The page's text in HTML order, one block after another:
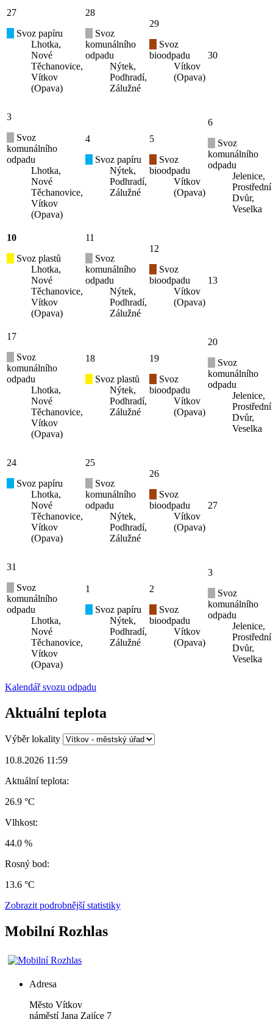
27
Svoz papíru
Lhotka,
Nové
Těchanovice,
Vítkov
(Opava)
28
Svoz
komunálního
odpadu
Nýtek,
Podhradí,
Zálužné
29
Svoz
bioodpadu
Vítkov
(Opava)
30
3
Svoz
komunálního
odpadu
Lhotka,
Nové
Těchanovice,
Vítkov
(Opava)
4
Svoz papíru
Nýtek,
Podhradí,
Zálužné
5
Svoz
bioodpadu
Vítkov
(Opava)
6
Svoz
komunálního
odpadu
Jelenice,
Prostřední
Dvůr,
Veselka
10
Svoz plastů
Lhotka,
Nové
Těchanovice,
Vítkov
(Opava)
11
Svoz
komunálního
odpadu
Nýtek,
Podhradí,
Zálužné
12
Svoz
bioodpadu
Vítkov
(Opava)
13
17
Svoz
komunálního
odpadu
Lhotka,
Nové
Těchanovice,
Vítkov
(Opava)
18
Svoz plastů
Nýtek,
Podhradí,
Zálužné
19
Svoz
bioodpadu
Vítkov
(Opava)
20
Svoz
komunálního
odpadu
Jelenice,
Prostřední
Dvůr,
Veselka
24
Svoz papíru
Lhotka,
Nové
Těchanovice,
Vítkov
(Opava)
25
Svoz
komunálního
odpadu
Nýtek,
Podhradí,
Zálužné
26
Svoz
bioodpadu
Vítkov
(Opava)
27
31
Svoz
komunálního
odpadu
Lhotka,
Nové
Těchanovice,
Vítkov
(Opava)
1
Svoz papíru
Nýtek,
Podhradí,
Zálužné
2
Svoz
bioodpadu
Vítkov
(Opava)
3
Svoz
komunálního
odpadu
Jelenice,
Prostřední
Dvůr,
Veselka
Kalendář svozu odpadu
Aktuální teplota
Výběr lokality
10.8.2026 11:59
Aktuální teplota:
26.9 °C
Vlhkost:
44.0 %
Rosný bod:
13.6 °C
Zobrazit podrobnější statistiky
Mobilní Rozhlas
Adresa
Město Vítkov
náměstí Jana Zajíce 7